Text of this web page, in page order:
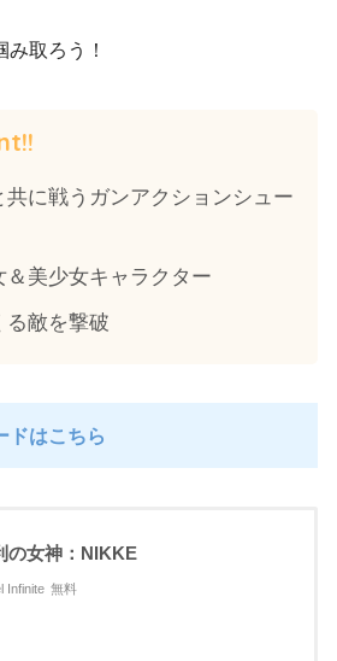
取ろう！
共に戦うガンアクションシュー
美少女キャラクター
る敵を撃破
ドはこちら
の女神：NIKKE
Infinite 無料